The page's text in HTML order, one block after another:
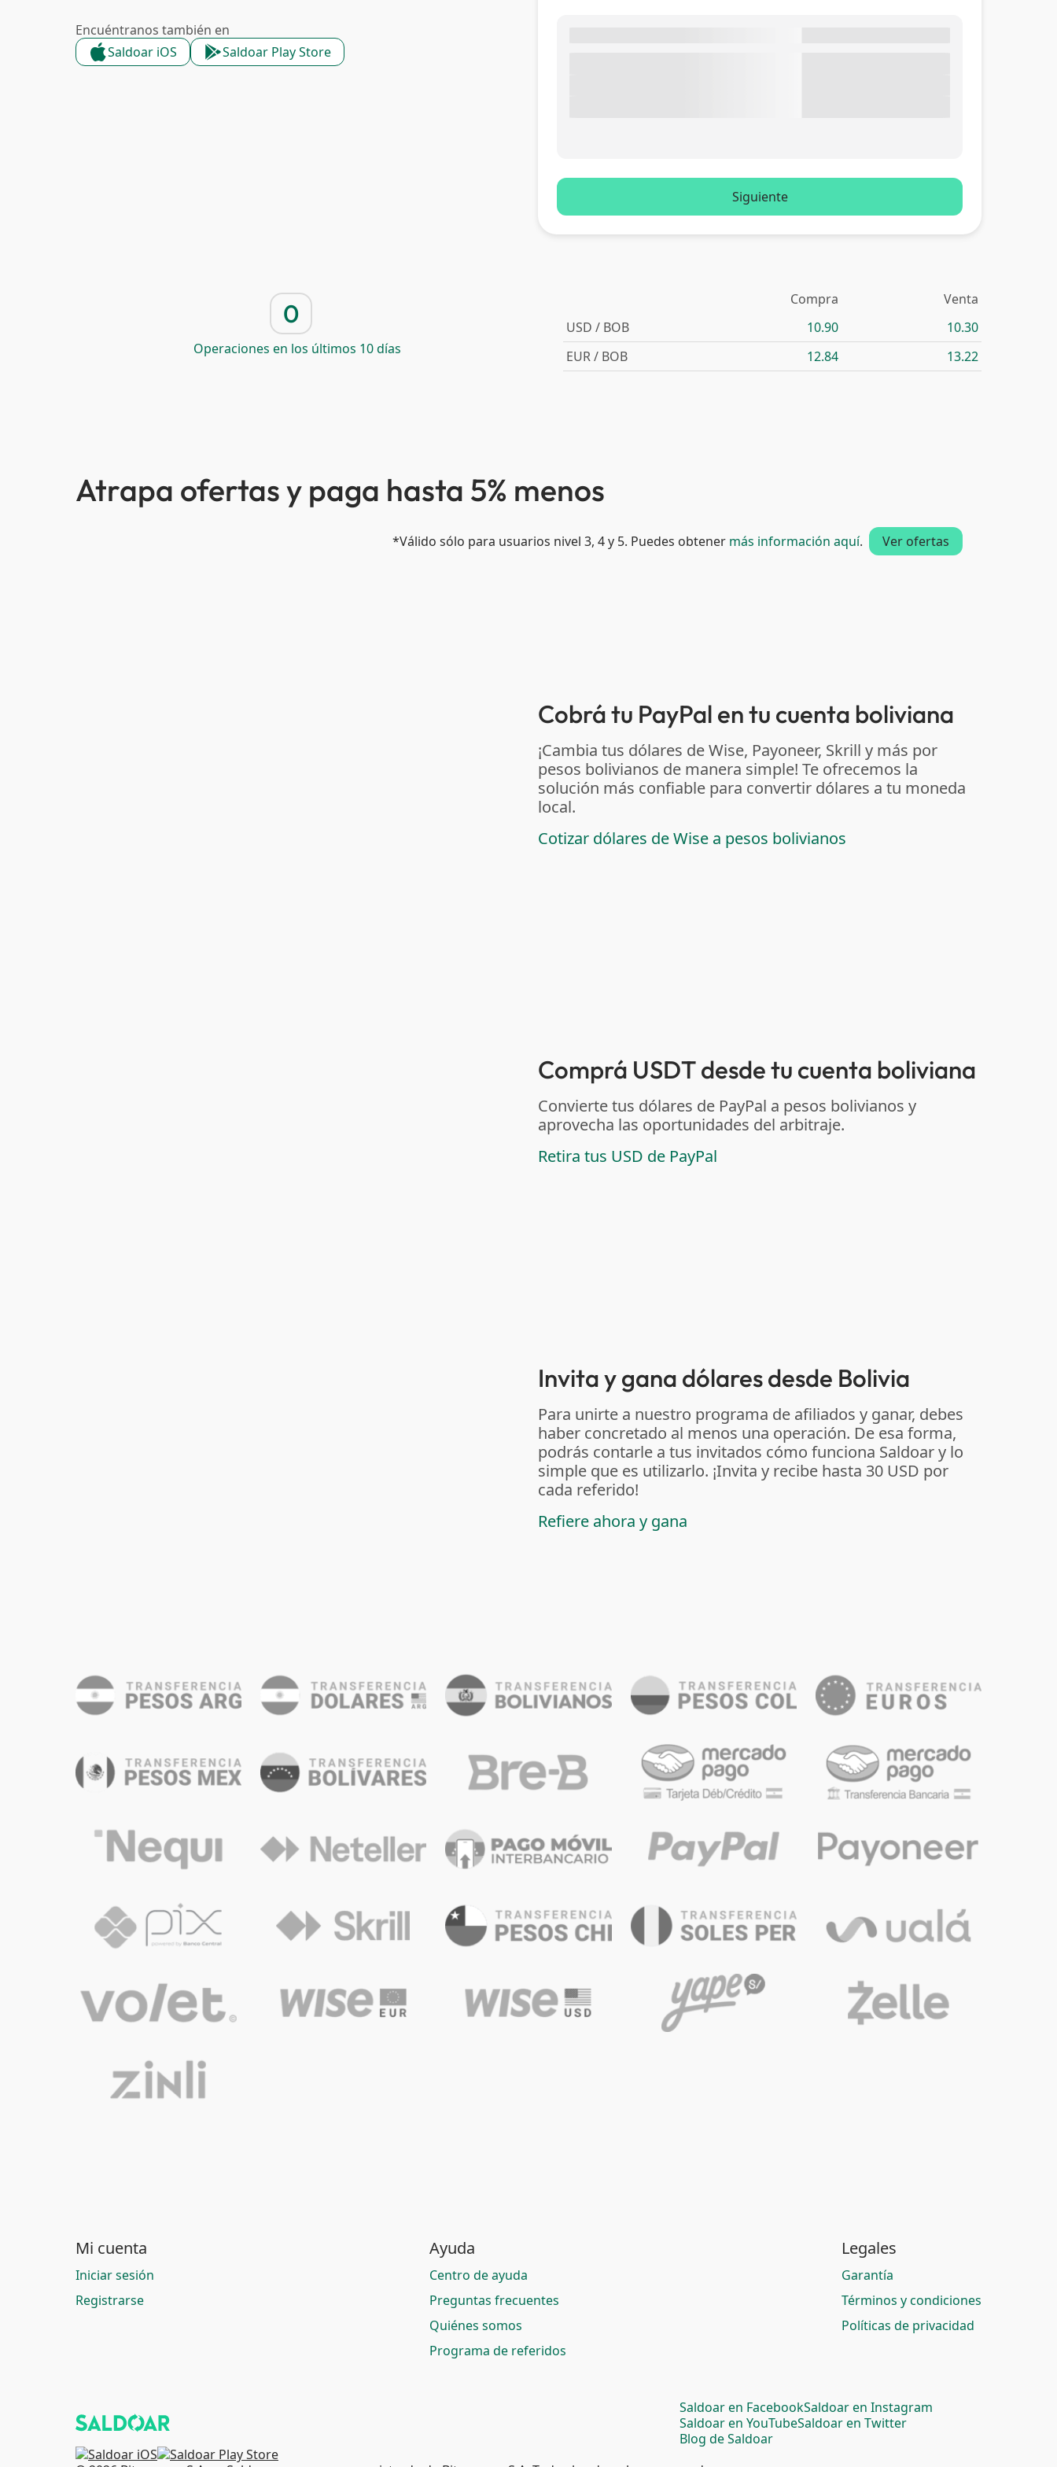
Encuéntranos también en
Saldoar iOS
Saldoar Play Store
Siguiente
0
Operaciones en los últimos 10 días
Compra
Venta
USD / BOB
10.90
10.30
EUR / BOB
12.84 13.22
Atrapa ofertas y paga hasta 5% menos
*Válido sólo para usuarios nivel 3, 4 y 5. Puedes obtener más información aquí. Ver ofertas
Cobrá tu PayPal en tu cuenta boliviana
¡Cambia tus dólares de Wise, Payoneer, Skrill y más por
pesos bolivianos de manera simple! Te ofrecemos la
solución más confiable para convertir dólares a tu moneda
local.
Cotizar dólares de Wise a pesos bolivianos
Comprá USDT desde tu cuenta boliviana
Convierte tus dólares de PayPal a pesos bolivianos y
aprovecha las oportunidades del arbitraje.
Retira tus USD de PayPal
Invita y gana dólares desde Bolivia
Para unirte a nuestro programa de afiliados y ganar, debes
haber concretado al menos una operación. De esa forma,
podrás contarle a tus invitados cómo funciona Saldoar y lo
simple que es utilizarlo. ¡Invita y recibe hasta 30 USD por
cada referido!
Refiere ahora y gana
Mi cuenta
Iniciar sesión
Registrarse
Ayuda
Centro de ayuda
Preguntas frecuentes
Quiénes somos
Programa de referidos
Legales
Garantía
Términos y condiciones
Políticas de privacidad
Saldoar en FacebookSaldoar en Instagram
Saldoar en YouTubeSaldoar en Twitter
Blog de Saldoar